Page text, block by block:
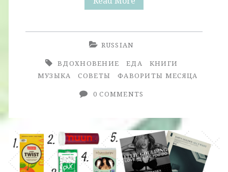
RUSSIAN
ВДОХНОВЕНИЕ
ЕДА
КНИГИ
МУЗЫКА
СОВЕТЫ
ФАВОРИТЫ МЕСЯЦА
0 COMMENTS